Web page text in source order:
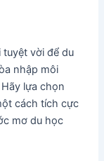
vời để du
nhập môi
lựa chọn
cách tích cực
mơ du học